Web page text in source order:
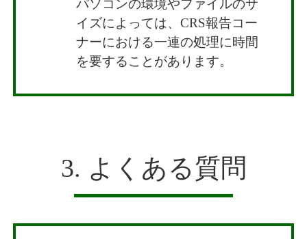
パソコンの環境やファイルのサ
イズによっては、CRS報告コー
ナーにおける一連の処理に時間
を要することがあります。
3. よくある質問